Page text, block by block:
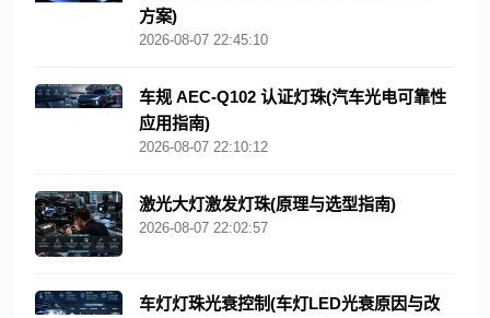
方案)
2026-08-07 22:45:10
车规 AEC‑Q102 认证灯珠(汽车光电可靠性
应用指南)
2026-08-07 22:10:12
激光大灯激发灯珠(原理与选型指南)
2026-08-07 22:02:57
车灯灯珠光衰控制(车灯LED光衰原因与改